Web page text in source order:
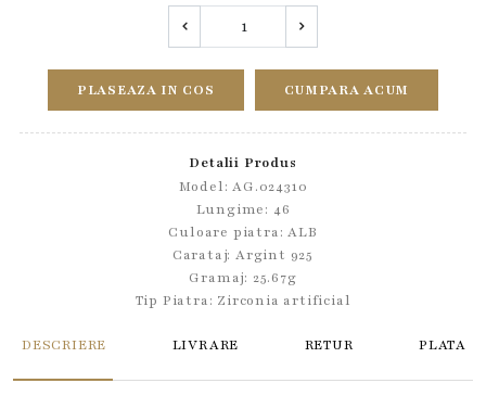
PLASEAZA IN COS CUMPARA ACUM
Detalii Produs
Model: AG.024310
Lungime: 46
Culoare piatra: ALB
Carataj: Argint 925
Gramaj: 25.67g
Tip Piatra: Zirconia artificial
DESCRIERE LIVRARE RETUR PLATA